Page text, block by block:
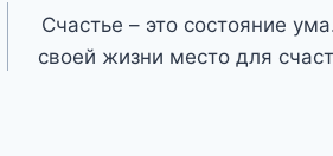
Счастье – это состояние
своей жизни место для